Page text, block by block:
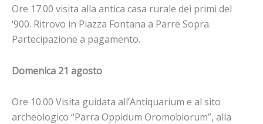
Ore 17.00 visita alla antica casa rurale dei primi del
‘900. Ritrovo in Piazza Fontana a Parre Sopra.
Partecipazione a pagamento.
Domenica 21 agosto
Ore 10.00 Visita guidata all’Antiquarium e al sito
archeologico “Parra Oppidum Oromobiorum”, alla